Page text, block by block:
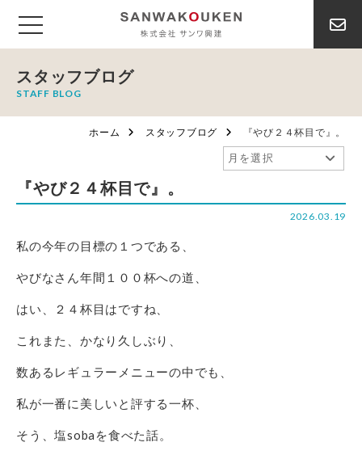
スタッフブログ
STAFF BLOG
ホーム スタッフブログ 『やび２４杯目で』。
『やび２４杯目で』。
2026.03.19
私の今年の目標の１つである、
やびなさん年間１００杯への道、
はい、２４杯目はですね、
これまた、かなり久しぶり、
数あるレギュラーメニューの中でも、
私が一番に美しいと評する一杯、
そう、塩sobaを食べた話。